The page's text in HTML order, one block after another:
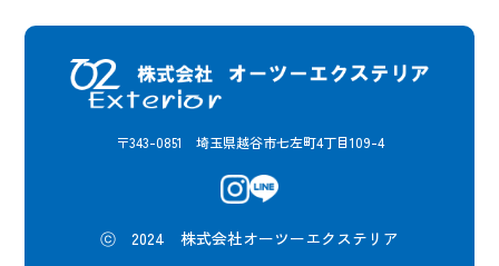
〒343-0851 埼玉県越谷市七左町4丁目109-4
ⓒ 2024 株式会社オーツーエクステリア